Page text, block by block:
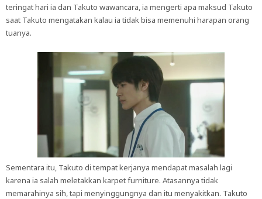
teringat hari ia dan Takuto wawancara, ia mengerti apa maksud Takuto
saat Takuto mengatakan kalau ia tidak bisa memenuhi harapan orang
tuanya.
Sementara itu, Takuto di tempat kerjanya mendapat masalah lagi
karena ia salah meletakkan karpet furniture. Atasannya tidak
memarahinya sih, tapi menyinggungnya dan itu menyakitkan. Takuto